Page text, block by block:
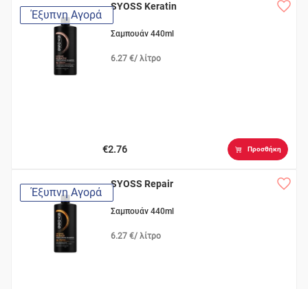
Έξυπνη Αγορά
SYOSS Keratin
Σαμπουάν 440ml
6.27 €/ λίτρο
€2.76 Προσθήκη
Έξυπνη Αγορά
SYOSS Repair
Σαμπουάν 440ml
6.27 €/ λίτρο